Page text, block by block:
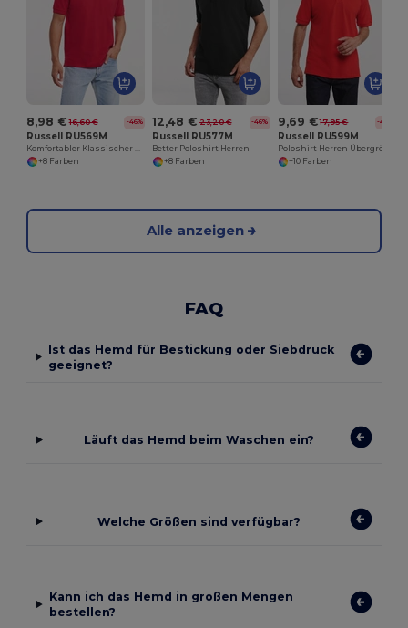
8,98 € 16,60 € -46%
Russell RU569M
+8 Farben
12,48 € 23,20 € -46%
Russell RU577M
Better Poloshirt Herren
+8 Farben
9,69 € 17,95 € -46%
Russell RU599M
+10 Farben
Alle anzeigen
FAQ
Ist das Hemd für Bestickung oder Siebdruck
geeignet?
Läuft das Hemd beim Waschen ein?
Welche Größen sind verfügbar?
Kann ich das Hemd in großen Mengen
bestellen?